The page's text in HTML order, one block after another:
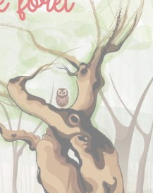
d’Art et d’Archéologie)
de la Vénerie)